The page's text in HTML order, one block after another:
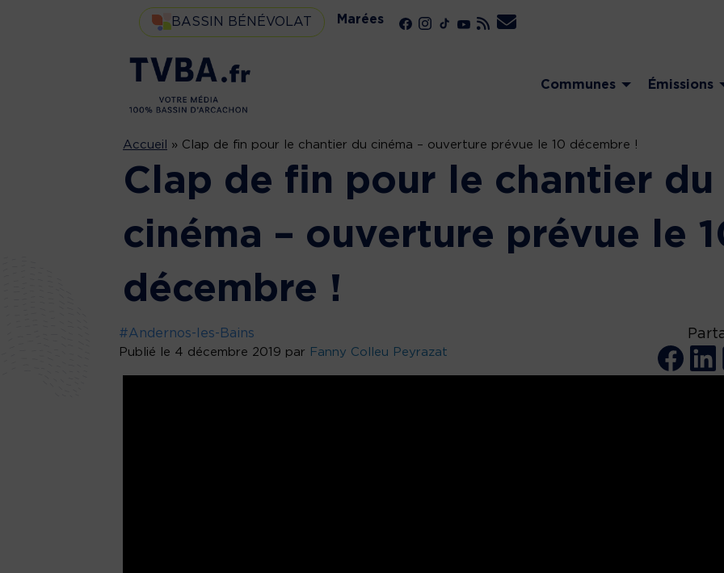
BASSIN BÉNÉVOLAT Marées
Communes Émissions
Accueil » Clap de fin pour le chantier du cinéma – ouverture prévue le 10 décembre !
Clap de fin pour le chantier du
cinéma – ouverture prévue le
décembre !
#Andernos-les-Bains
Publié le 4 décembre 2019 par Fanny Colleu Peyrazat